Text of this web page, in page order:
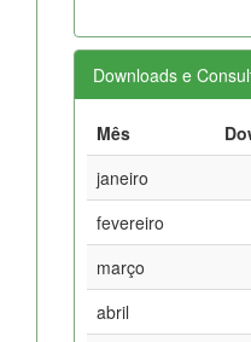
Downloads e
Mês
janeiro
fevereiro
março
abril